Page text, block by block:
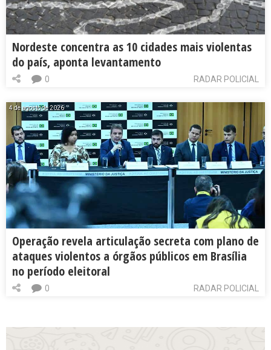
Nordeste concentra as 10 cidades mais violentas
do país, aponta levantamento
RADAR POLICIAL
0
4 de agosto de 2026
Operação revela articulação secreta com plano de
ataques violentos a órgãos públicos em Brasília
no período eleitoral
RADAR POLICIAL
0